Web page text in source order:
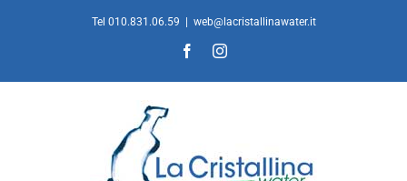
Tel 010.831.06.59 web@lacristallinawater.it
FacebookInstagram